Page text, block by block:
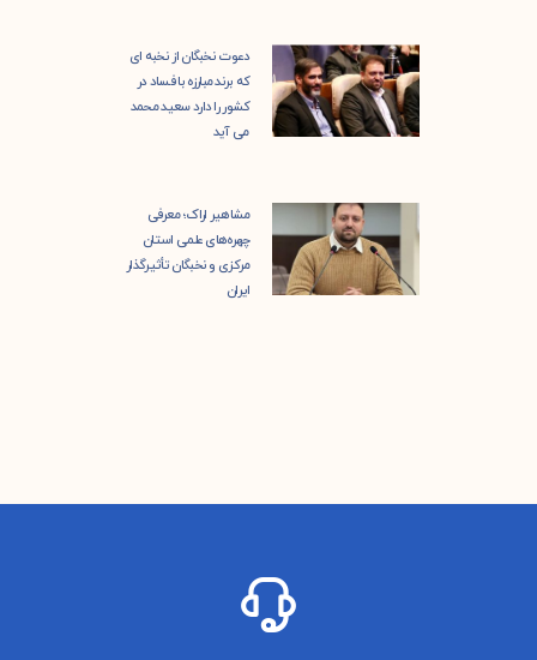
دعوت نخبگان از نخبه ای
که برند مبارزه با فساد در
کشور را دارد سعید محمد
می آید
مشاهیر اراک؛ معرفی
چهره‌های علمی استان
مرکزی و نخبگان تأثیرگذار
ایران